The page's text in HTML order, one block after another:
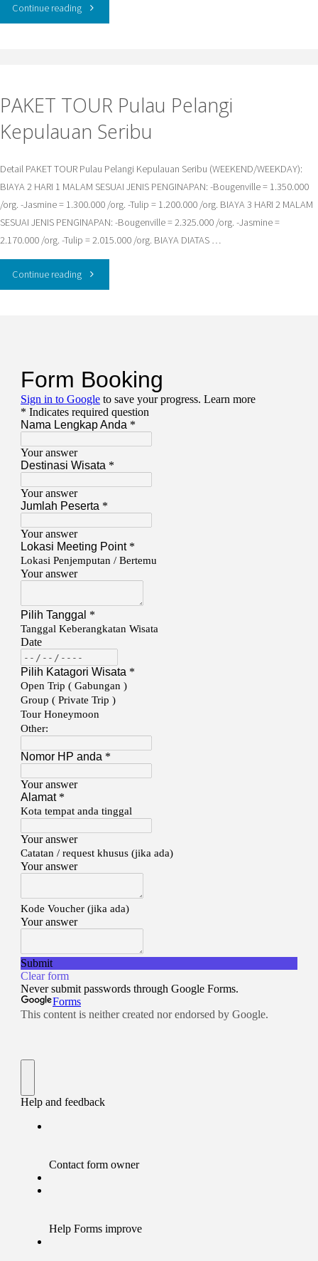
Continue reading"PAKET
Ayer
Kepulauan
PAKET TOUR Pulau Pelangi
Kepulauan Seribu
Detail PAKET TOUR Pulau Pelangi Kepulauan Seribu (WEEKEND/WEEKDAY):
BIAYA 2 HARI 1 MALAM SESUAI JENIS PENGINAPAN: -Bougenville = 1.350.000
/org. -Jasmine = 1.300.000 /org. -Tulip = 1.200.000 /org. BIAYA 3 HARI 2 MALAM
SESUAI JENIS PENGINAPAN: -Bougenville = 2.325.000 /org. -Jasmine =
2.170.000 /org. -Tulip = 2.015.000 /org. BIAYA DIATAS …
Continue reading"PAKET
Kepulauan
Seribu"